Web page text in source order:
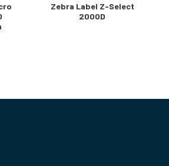
Zebra Label Z-Select
2000D